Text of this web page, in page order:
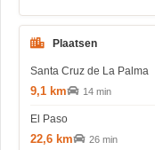
Plaatsen
Santa Cruz de La Palma
9,1 km 14 min
El Paso
22,6 km 26 min